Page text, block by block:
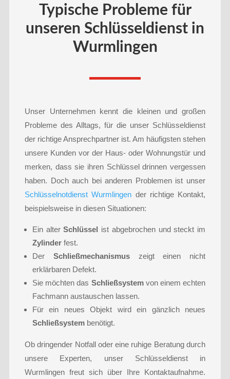
Typische Probleme für
unseren Schlüsseldienst in
Wurmlingen
Unser Unternehmen kennt die kleinen und großen
Probleme des Alltags, für die unser Schlüsseldienst
der richtige Ansprechpartner ist. Am häufigsten stehen
unsere Kunden vor der Haus- oder Wohnungstür und
merken, dass sie ihren Schlüssel drinnen vergessen
haben. Doch auch bei anderen Problemen ist unser
Schlüsselnotdienst Wurmlingen der richtige Kontakt,
beispielsweise in diesen Situationen:
Ein alterSchlüssel ist abgebrochen und steckt im
Zylinderfest.
Der Schließmechanismuszeigt einen nicht
erklärbaren Defekt.
Sie möchten das Schließsystemvon einem echten
Fachmann austauschen lassen.
Für ein neues Objekt wird ein gänzlich neues
Schließsystembenötigt.
Ob dringender Notfall oder eine ruhige Beratung durch
unsere Experten, unser Schlüsseldienst in
Wurmlingen freut sich über Ihre Kontaktaufnahme.